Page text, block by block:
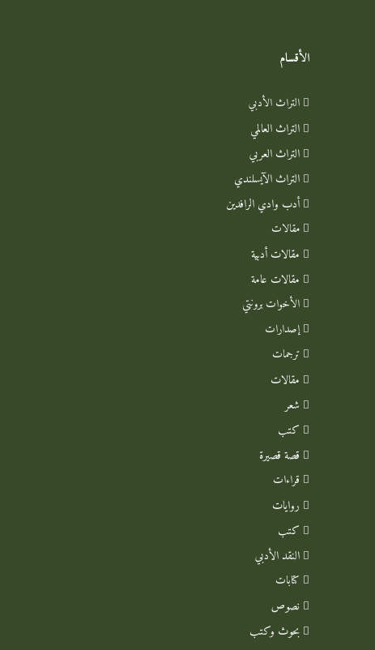
الأقسام
التراث الأدبي
التراث العالمي
التراث العربي
التراث الآيسلندي
أدب وادي الرافدين
مقالات
مقالات أدبية
مقالات عامة
الأخوات برونتي
إصدارات
ترجمات
مقالات
شعر
كتب
قصة قصيرة
قراءات
روايات
كتب
النقد الأدبي
كتابات
نصوص
بحوث وكتب